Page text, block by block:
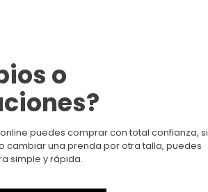
o
puedes comprar con total confianza, si
cambiar una prenda por otra talla, puedes
simple y rápida.